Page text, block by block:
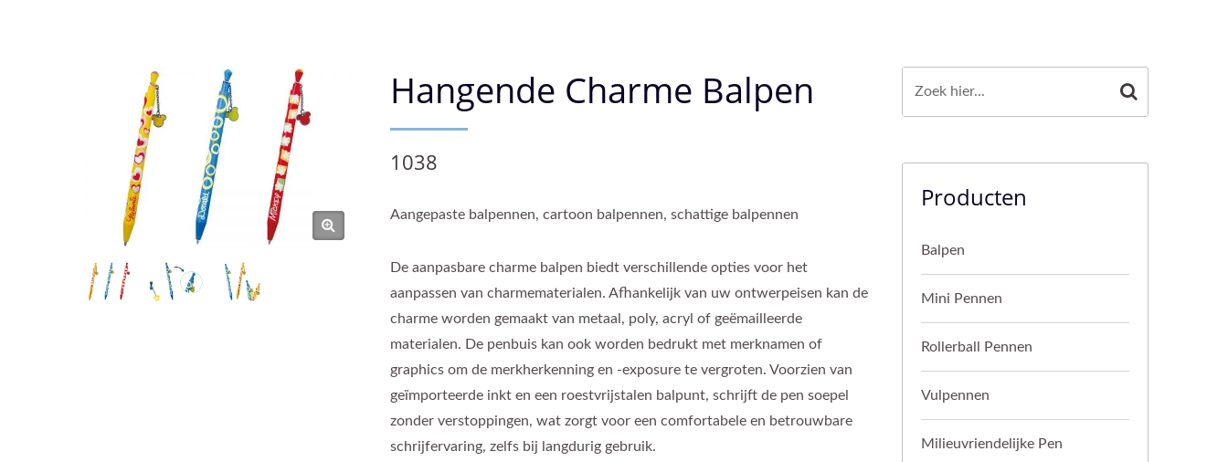
Hangende Charme Balpen
1038
Aangepaste balpennen, cartoon balpennen, schattige balpennen
De aanpasbare charme balpen biedt verschillende opties voor het
aanpassen van charmematerialen. Afhankelijk van uw ontwerpeisen kan de
charme worden gemaakt van metaal, poly, acryl of geëmailleerde
materialen. De penbuis kan ook worden bedrukt met merknamen of
graphics om de merkherkenning en -exposure te vergroten. Voorzien van
geïmporteerde inkt en een roestvrijstalen balpunt, schrijft de pen soepel
zonder verstoppingen, wat zorgt voor een comfortabele en betrouwbare
schrijfervaring, zelfs bij langdurig gebruik.
Producten
Balpen
Mini Pennen
Rollerball Pennen
Vulpennen
Milieuvriendelijke Pen